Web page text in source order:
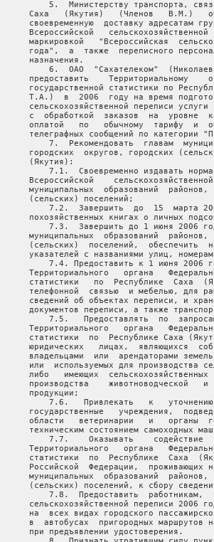
5.  Министерству транспорта,
Саха   (Якутия)   (Членов   В.М.)
своевременную  доставку адресатам
Всероссийской   сельскохозяйственной
маркировкой   "Всероссийская
года",  а  также  переписного
   назначения.
6.  ОАО  "Сахателеком"
предоставить    Территориальному
государственной статистики по
Т.А.)  в  2006  году на время
сельскохозяйственной переписи услуги
с  обработкой  заказов  на  уровне
оплатой   по   обычному  тарифу  и
телеграфных сообщений по категории
7.  Рекомендовать  главам
городских  округов, городских
   (Якутия):
7.1.  Своевременно издавать
Всероссийской
муниципальных  образований  районов,
   (сельских) поселений;
7.2.  Завершить  до  15  марта
похозяйственных книгах о личных
7.3.  Завершить до 1 июня 2006
муниципальных  образований  районов,
(сельских)  поселений,  обеспечить
указателей с названиями улиц,
7.4. Предоставить к 1 июня 2006
Территориального   органа
статистики   по  Республике  Саха
телефонной  связью  и мебелью, для
сведений об объектах переписи, и
документов переписи, а также
7.5.   Предоставлять  по
Территориального   органа
статистики  по  Республике Саха
юридических   лицах,  являющихся
владельцами  или  арендаторами
или  используемых для производства
либо   имеющих  сельскохозяйственных
производства    животноводческой   и
   продукции;
7.6.   Привлекать   к
государственные   учреждения,
области   ветеринарии   и   органы
техническим состоянием самоходных
7.7.    Оказывать    содействие
Территориального   органа
статистики  по  Республике  Саха
Российской  Федерации,  проживающих
муниципальных  образований  районов,
(сельских) поселений, к сбору
7.8.  Предоставить  работникам,
сельскохозяйственной переписи 2006
на  всех видах городского
в  автобусах  пригородных маршрутов
   при предъявлении удостоверения.